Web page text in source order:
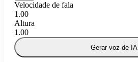
Velocidade de fala
1.00
Altura
1.00
Gerar voz de IA